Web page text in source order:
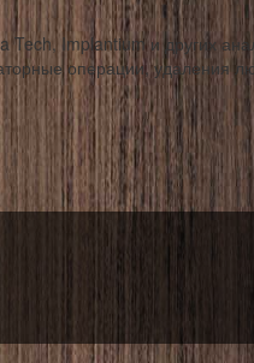
Implantium и других
операции, удаления